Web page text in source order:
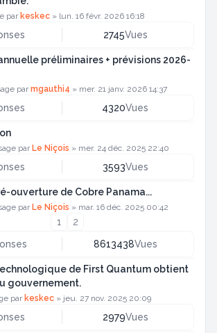
par keskec » lun. 16 févr. 2026 16:18
2745Vues
préliminaires + prévisions 2026-
parmgauthi4 » mer. 21 janv. 2026 14:37
4320Vues
par Le Niçois » mer. 24 déc. 2025 22:40
3593Vues
ouverture de Cobre Panama...
par Le Niçois » mar. 16 déc. 2025 00:42
1
2
8613438Vues
de First Quantum obtient
gouvernement.
par keskec» jeu. 27 nov. 2025 20:09
2979Vues